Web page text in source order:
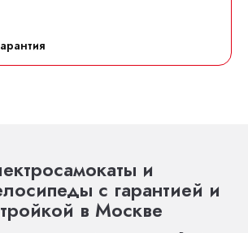
и
с гарантией и
в Москве